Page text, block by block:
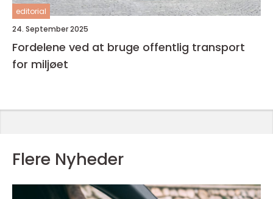
editorial
24. September 2025
Fordelene ved at bruge offentlig transport
for miljøet
Flere Nyheder